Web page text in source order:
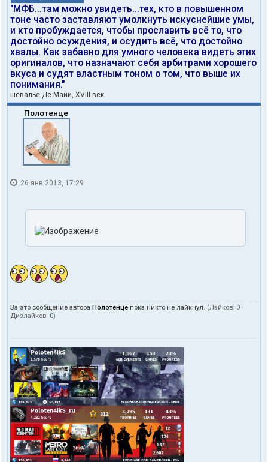
"МФБ...там можно увидеть...тех, кто в повышенном
тоне часто заставляют умолкнуть искуснейшие умы,
и кто пробуждается, чтобы прославить всё то, что
достойно осуждения, и осудить всё, что достойно
хвалы. Как забавно для умного человека видеть этих
оригиналов, что назначают себя арбитрами хорошего
вкуса и судят властным тоном о том, что выше их
понимания."
шевалье Де Майи, XVIII век
Полотенце
26 янв 2013, 17:29
За это сообщение автора Полотенце пока никто не лайкнул. (Лайков: 0 ·
Дизлайков: 0)